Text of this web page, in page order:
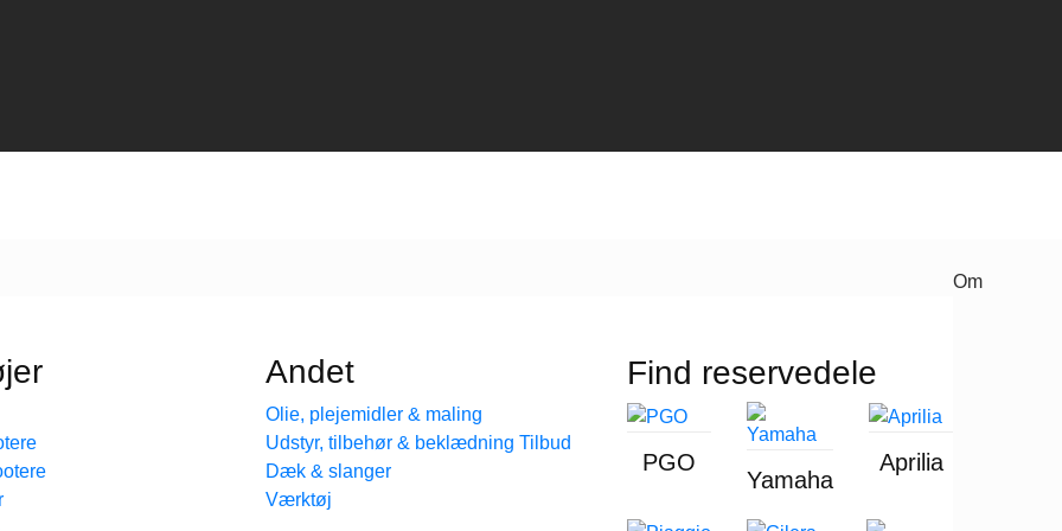
Andet
Olie, plejemidler & maling
Udstyr, tilbehør & beklædning
Dæk & slanger
Værktøj
Find reservedele
PGO
Yamaha
Aprilia
Om